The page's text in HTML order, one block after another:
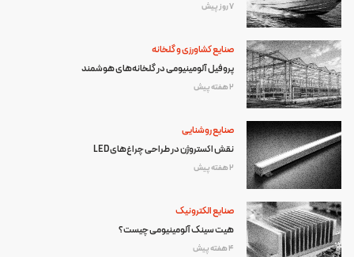
7 روز پیش
صنایع کشاورزی و گلخانه
پروفیل آلومینیومی در گلخانه‌های هوشمند
2 هفته پیش
صنایع روشنایی
نقش اکستروژن در طراحی چراغ‌های LED
2 هفته پیش
صنایع الکترونیک
هیت سینک آلومینیومی چیست؟
4 هفته پیش